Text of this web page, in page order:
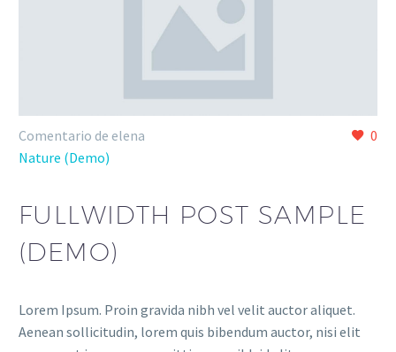
0
Comentario de elena
Nature (Demo)
FULLWIDTH POST SAMPLE
(DEMO)
Lorem Ipsum. Proin gravida nibh vel velit auctor aliquet.
Aenean sollicitudin, lorem quis bibendum auctor, nisi elit